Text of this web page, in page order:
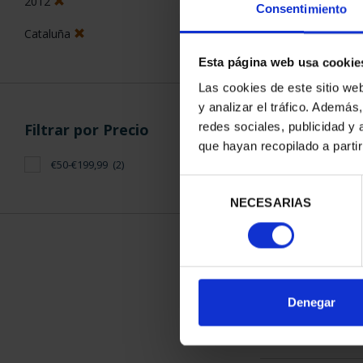
Consentimiento
Esta página web usa
Las cookies de este sitio
y analizar el tráfico.
redes sociales, publicidad y
que hayan recopilado a
consentimiento
NECESARIAS
Denegar
Cataluña
Filtrar por Precio
€50-€199,99 (2)
CAPITALES
ORDENAR POR: